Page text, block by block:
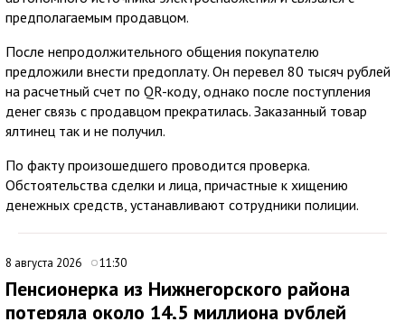
предполагаемым продавцом.
После непродолжительного общения покупателю
предложили внести предоплату. Он перевел 80 тысяч рублей
на расчетный счет по QR-коду, однако после поступления
денег связь с продавцом прекратилась. Заказанный товар
ялтинец так и не получил.
По факту произошедшего проводится проверка.
Обстоятельства сделки и лица, причастные к хищению
денежных средств, устанавливают сотрудники полиции.
8 августа 2026 11:30
Пенсионерка из Нижнегорского района
потеряла около 14,5 миллиона рублей